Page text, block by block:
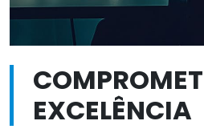
EXCELÊNCIA